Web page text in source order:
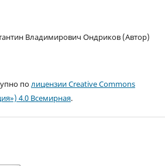
Владимирович Ондриков (Автор)
полицензии Creative Commons
4.0 Всемирная.